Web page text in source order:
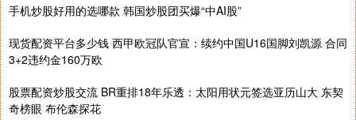
手机炒股好用的选哪款 韩国炒股团买爆“中AI股”
现货配资平台多少钱 西甲欧冠队官宣：续约中国U16国脚刘凯源 合同
3+2违约金160万欧
股票配资炒股交流 BR重排18年乐透：太阳用状元签选亚历山大 东契
奇榜眼 布伦森探花